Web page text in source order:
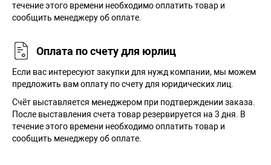
течение этого времени необходимо оплатить товар и
сообщить менеджеру об оплате.
Оплата по счету для юрлиц
Если вас интересуют закупки для нужд компании, мы можем
предложить вам оплату по счету для юридических лиц.
Счёт выставляется менеджером при подтверждении заказа.
После выставления счета товар резервируется на 3 дня. В
течение этого времени необходимо оплатить товар и
сообщить менеджеру об оплате.